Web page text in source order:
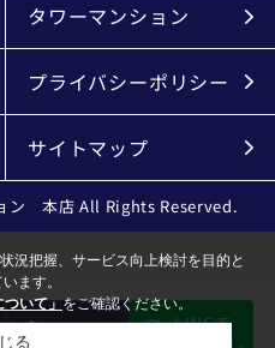
タワーマンション
プライバシーポリシー
サイトマップ
ン 本店 All Rights Reserved.
メール
LINEで
物件探し
況把握、サービス向上検討を目的と
ます。
ついて」をご確認ください。
る